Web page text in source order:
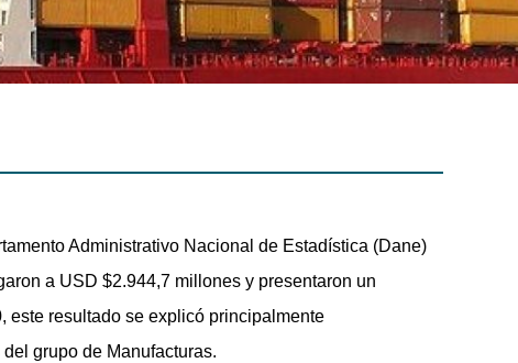
Administrativo Nacional de Estadística (Dane)
a USD $2.944,7 millones y presentaron un
este resultado se explicó principalmente
grupo de Manufacturas.